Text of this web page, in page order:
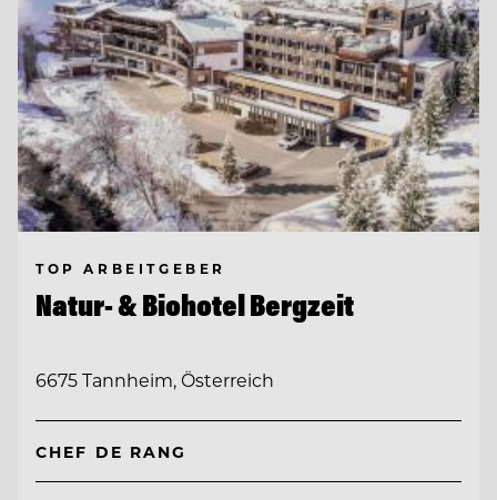
TOP ARBEITGEBER
Natur- & Biohotel Bergzeit
6675 Tannheim, Österreich
CHEF DE RANG